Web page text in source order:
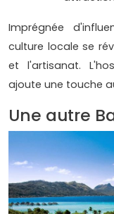
Imprégnée
culture locale se
et l'artisanat.
ajoute une touche
Une autre